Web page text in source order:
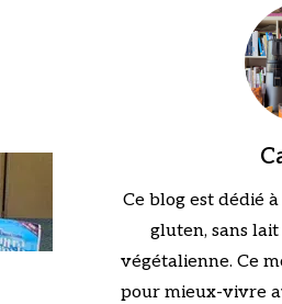
Ce blog est dédié
gluten, sans
végétalienne. Ce
pour mieux-vivre